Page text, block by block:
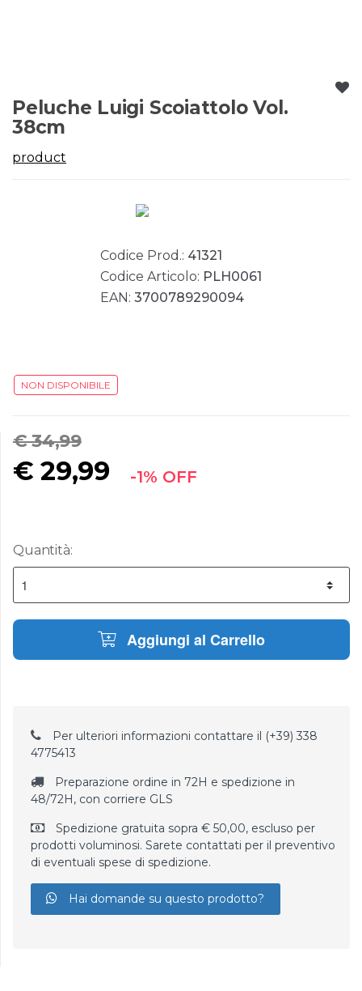
Peluche Luigi Scoiattolo Vol.
38cm
product
Codice Prod.: 41321
Codice Articolo: PLH0061
EAN: 3700789290094
NON DISPONIBILE
€ 34,99
€29,99 -1% OFF
Quantità:
Aggiungi al Carrello
Per ulteriori informazioni contattare il (+39) 338
4775413
Preparazione ordine in 72H e spedizione in
48/72H, con corriere GLS
Spedizione gratuita sopra € 50,00, escluso per
prodotti voluminosi. Sarete contattati per il preventivo
di eventuali spese di spedizione.
Hai domande su questo prodotto?